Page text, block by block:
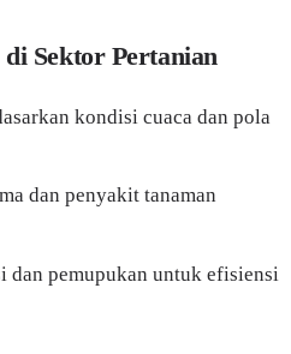
Sektor Pertanian
kondisi cuaca dan pola
dan penyakit tanaman
dan pemupukan untuk efisiensi